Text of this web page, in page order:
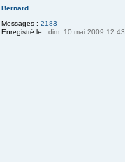
Bernard
Messages : 2183
Enregistré le : dim. 10 mai 2009 12:43